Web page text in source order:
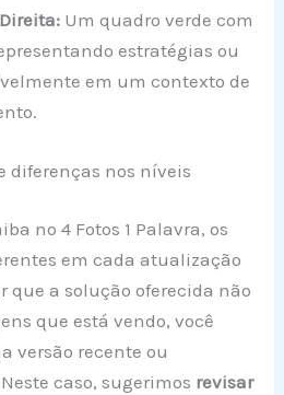
Um quadro verde com
estratégias ou
em um contexto de
diferenças nos níveis
no 4 Fotos 1 Palavra, os
em cada atualização
que a solução oferecida não
que está vendo, você
versão recente ou
caso, sugerimos revisar